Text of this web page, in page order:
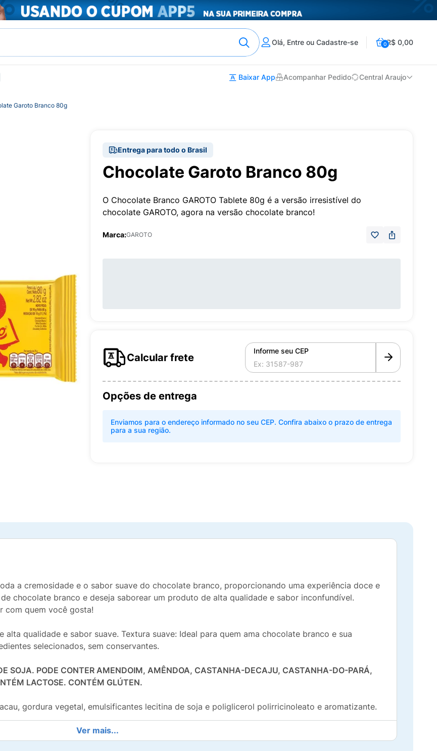
Olá, Entre ou Cadastre-se 0R$ 0,00
Baixar App Acompanhar Pedido Central Araujo
Garoto Branco 80g
Entrega para todo o Brasil
Chocolate Garoto Branco 80g
O Chocolate Branco GAROTO Tablete 80g é a versão irresistível do
chocolate GAROTO, agora na versão chocolate branco!
Marca:GAROTO
Calcular frete
Informe seu CEP
Opções de entrega
Enviamos para o endereço informado no seu CEP. Confira abaixo o prazo de entrega
para a sua região.
a cremosidade e o sabor suave do chocolate branco, proporcionando uma experiência doce e
chocolate branco e deseja saborear um produto de alta qualidade e sabor inconfundível.
com quem você gosta!
alta qualidade e sabor suave. Textura suave: Ideal para quem ama chocolate branco e sua
selecionados, sem conservantes.
SOJA. PODE CONTER AMENDOIM, AMÊNDOA, CASTANHA-DECAJU, CASTANHA-DO-PARÁ,
LACTOSE. CONTÉM GLÚTEN.
gordura vegetal, emulsificantes lecitina de soja e poliglicerol polirricinoleato e aromatizante.
SECO E INODORO.
Ver mais...